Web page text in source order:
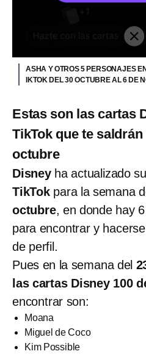
ASHA Y OTROS 5 PERSONAJES
IKTOK DEL 30 OCTUBRE AL 6 DE
Estas son las cartas
TikTok que te saldrán
octubre
Disneyha actualizado su
TikTok para la semana
octubre, en donde hay
para encontrar y
de perfil.
Pues en la semana del
las cartas Disney 100
encontrar son:
Moana
Miguel de Coco
Kim Possible